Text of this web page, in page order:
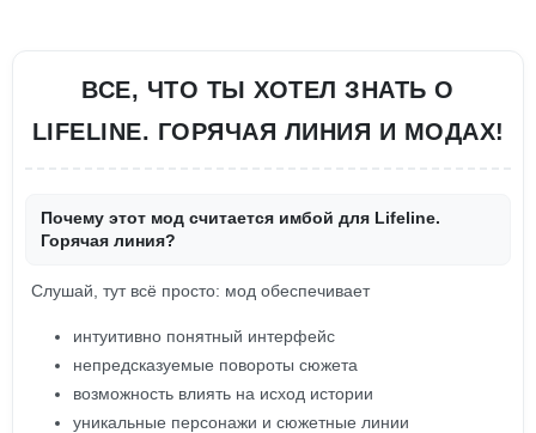
ВСЕ, ЧТО ТЫ ХОТЕЛ ЗНАТЬ О
LIFELINE. ГОРЯЧАЯ ЛИНИЯ И МОДАХ!
Почему этот мод считается имбой для Lifeline.
Горячая линия?
Слушай, тут всё просто: мод обеспечивает
интуитивно понятный интерфейс
непредсказуемые повороты сюжета
возможность влиять на исход истории
уникальные персонажи и сюжетные линии